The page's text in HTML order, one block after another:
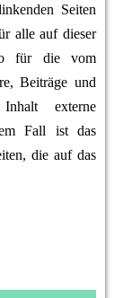
Seiten
alle auf dieser
für die vom
Beiträge und
externe
Fall ist das
die auf das